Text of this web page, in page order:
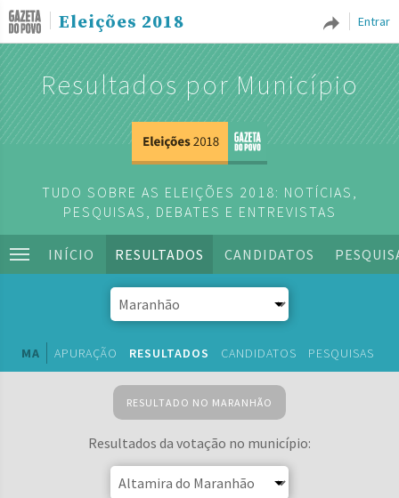
Entrar
Eleições 2018
Resultados por Município
TUDO SOBRE AS ELEIÇÕES 2018: NOTÍCIAS,
PESQUISAS, DEBATES E ENTREVISTAS
INÍCIO RESULTADOS CANDIDATOS
MA APURAÇÃO RESULTADOS CANDIDATOS PESQUISAS
RESULTADO NO MARANHÃO
Resultados da votação no município: